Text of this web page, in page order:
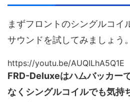
まずフロントのシングルコイ
サウンドを試してみましょう。
https://youtu.be/AUQILhA5Q1E
FRD-Deluxeはハムバッカー
なくシングルコイルでも気持